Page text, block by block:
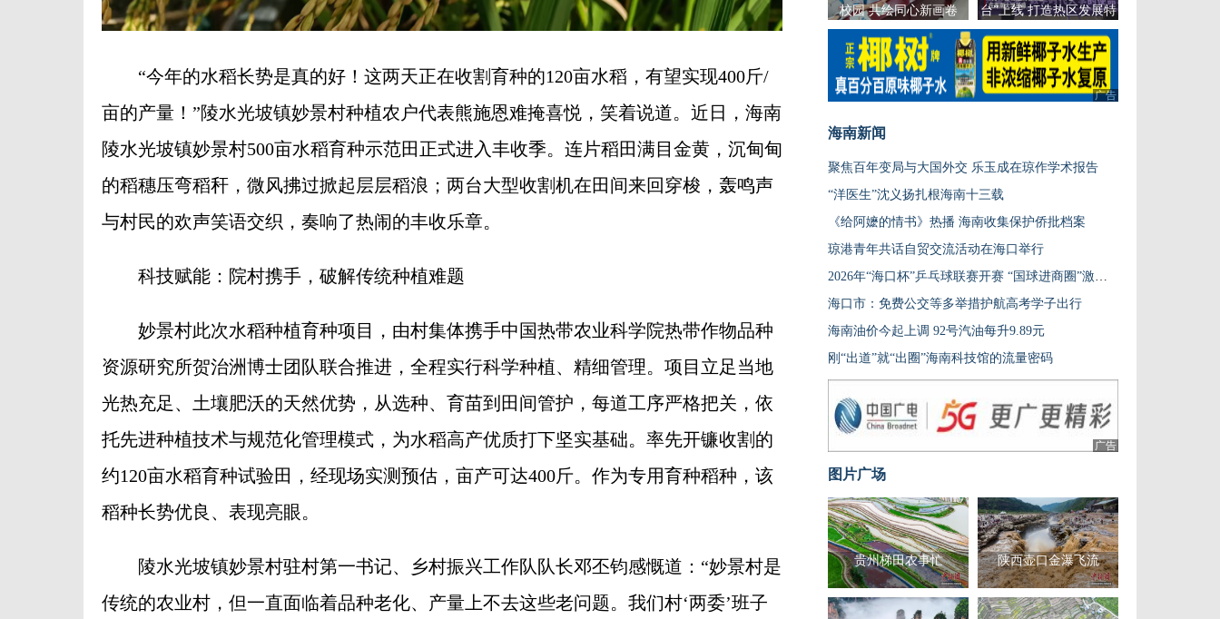
“今年的水稻长势是真的好！这两天正在收割育种的120亩水稻，有望实现400斤/
亩的产量！”陵水光坡镇妙景村种植农户代表熊施恩难掩喜悦，笑着说道。近日，海南
陵水光坡镇妙景村500亩水稻育种示范田正式进入丰收季。连片稻田满目金黄，沉甸甸
的稻穗压弯稻秆，微风拂过掀起层层稻浪；两台大型收割机在田间来回穿梭，轰鸣声
与村民的欢声笑语交织，奏响了热闹的丰收乐章。
科技赋能：院村携手，破解传统种植难题
妙景村此次水稻种植育种项目，由村集体携手中国热带农业科学院热带作物品种
资源研究所贺治洲博士团队联合推进，全程实行科学种植、精细管理。项目立足当地
光热充足、土壤肥沃的天然优势，从选种、育苗到田间管护，每道工序严格把关，依
托先进种植技术与规范化管理模式，为水稻高产优质打下坚实基础。率先开镰收割的
约120亩水稻育种试验田，经现场实测预估，亩产可达400斤。作为专用育种稻种，该
稻种长势优良、表现亮眼。
陵水光坡镇妙景村驻村第一书记、乡村振兴工作队队长邓丕钧感慨道：“妙景村是
传统的农业村，但一直面临着品种老化、产量上不去这些老问题。我们村‘两委’班子
校园 共绘同心新画卷
台”上线 打造热区发展特
色课程
广告
海南新闻
聚焦百年变局与大国外交 乐玉成在琼作学术报告
“洋医生”沈义扬扎根海南十三载
《给阿嬷的情书》热播 海南收集保护侨批档案
琼港青年共话自贸交流活动在海口举行
2026年“海口杯”乒乓球联赛开赛 “国球进商圈”激发城市新活力
海口市：免费公交等多举措护航高考学子出行
海南油价今起上调 92号汽油每升9.89元
刚“出道”就“出圈”海南科技馆的流量密码
广告
图片广场
贵州梯田农事忙 陕西壶口金瀑飞流